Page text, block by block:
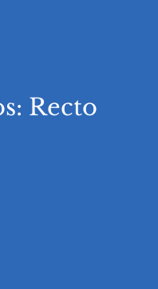
Recto